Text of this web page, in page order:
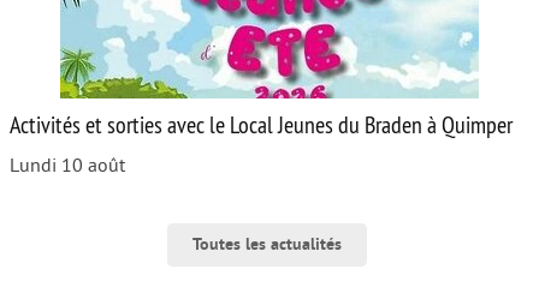
Activités et sorties avec le Local Jeunes du Braden à Quimper
Lundi 10 août
Toutes les actualités